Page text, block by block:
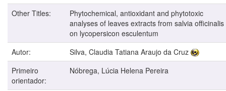
Other Titles:
Phytochemical, antioxidant and phytotoxic
analyses of leaves extracts from salvia officinalis
on lycopersicon esculentum
Autor:
Silva, Claudia Tatiana Araujo da Cruz
Primeiro
orientador:
Nóbrega, Lúcia Helena Pereira